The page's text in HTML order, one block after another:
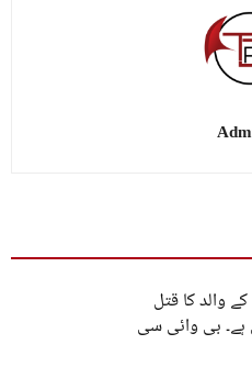
والد کا قتل
ہے۔ بی وائی سی